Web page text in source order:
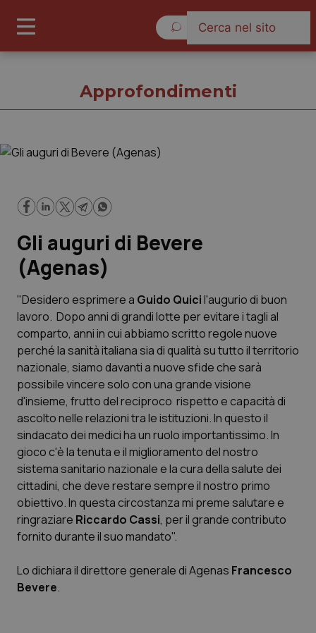
Cronache
Governo e Parlamento
Regioni e Asl
Lavoro e Professioni
Scienza e Farmaci
Studi e Analisi
Lettere al direttore
Edizioni Regionali
QS Pro
Professionisti Sanitari.AI
Abruzzo
QS Pro Gold
Approfondimenti
Gli auguri di Bevere
(Agenas)
"Desidero esprimere a Guido Quicil'augurio di buon
lavoro. Dopo anni di grandi lotte per evitare i tagli al
comparto, anni in cui abbiamo scritto regole nuove
perché la sanità italiana sia di qualità su tutto il territorio
nazionale, siamo davanti a nuove sfide che sarà
possibile vincere solo con una grande visione
d'insieme, frutto del reciproco rispetto e capacità di
ascolto nelle relazioni tra le istituzioni. In questo il
sindacato dei medici ha un ruolo importantissimo. In
gioco c'è la tenuta e il miglioramento del nostro
sistema sanitario nazionale e la cura della salute dei
cittadini, che deve restare sempre il nostro primo
obiettivo. In questa circostanza mi preme salutare e
ringraziare Riccardo Cassi, per il grande contributo
fornito durante il suo mandato".
Lo dichiara il direttore generale di Agenas Francesco
Bevere.